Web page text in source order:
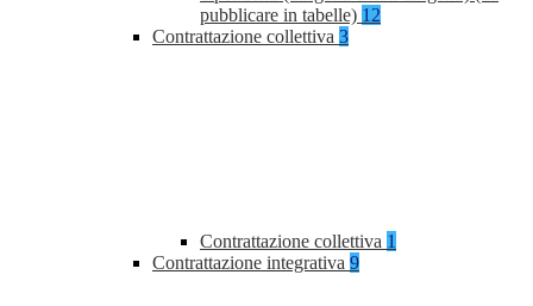
pubblicare in tabelle) 12
Contrattazione collettiva 3
Contrattazione collettiva 1
Contrattazione integrativa 9